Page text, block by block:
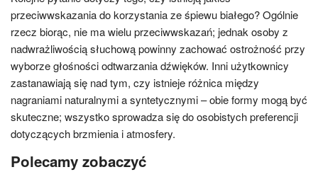
przeciwwskazania do korzystania ze śpiewu białego? Ogólnie
rzecz biorąc, nie ma wielu przeciwwskazań; jednak osoby z
nadwrażliwością słuchową powinny zachować ostrożność przy
wyborze głośności odtwarzania dźwięków. Inni użytkownicy
zastanawiają się nad tym, czy istnieje różnica między
nagraniami naturalnymi a syntetycznymi – obie formy mogą być
skuteczne; wszystko sprowadza się do osobistych preferencji
dotyczących brzmienia i atmosfery.
Polecamy zobaczyć